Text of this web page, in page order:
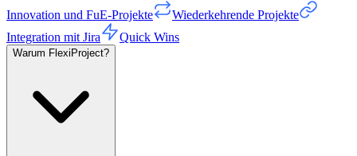
Innovation und FuE-Projekte
Wiederkehrende Projekte
Integration mit Jira
Quick Wins
Warum FlexiProject?